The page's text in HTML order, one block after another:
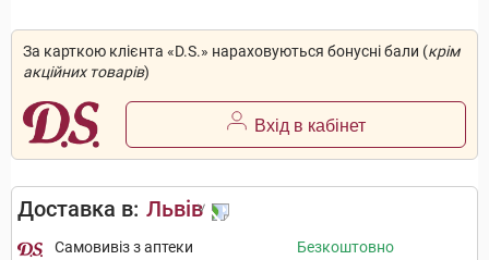
За карткою клієнта «D.S.» нараховуються бонусні бали (крім
акційних товарів)
Вхід в кабінет
Доставка в: Львів
Самовивіз з аптеки Безкоштовно